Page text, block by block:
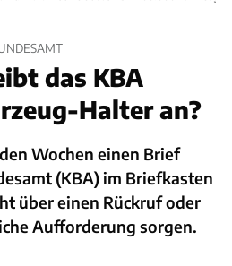
das KBA
Halter an?
Wochen einen Brief
(KBA) im Briefkasten
über einen Rückruf oder
Aufforderung sorgen.